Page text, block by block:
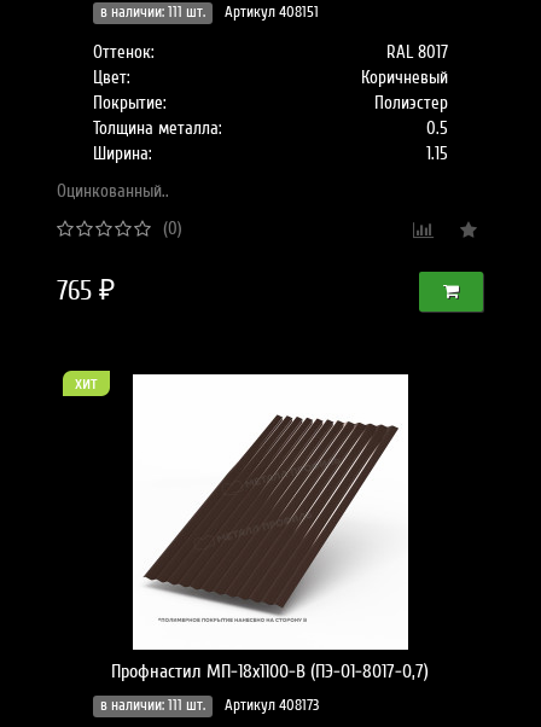
в наличии: 111 шт. Артикул 408151
Оттенок:
RAL 8017
Цвет:
Коричневый
Покрытие:
Полиэстер
Толщина металла:
0.5
Ширина:
1.15
Оцинкованный..
(0)
765 ₽
хит
Профнастил МП-18x1100-B (ПЭ-01-8017-0,7)
в наличии: 111 шт. Артикул 408173